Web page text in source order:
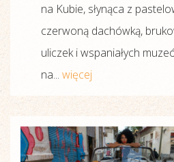
na Kubie, słynąca z
czerwoną dachówką,
uliczek i wspaniałych
na... więcej